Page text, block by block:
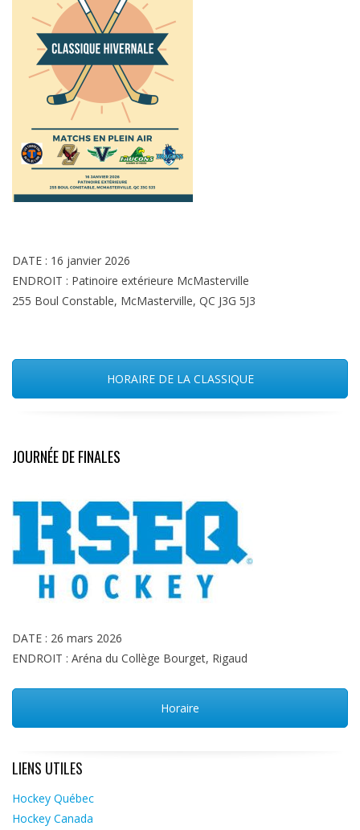
DATE : 16 janvier 2026
ENDROIT : Patinoire extérieure McMasterville
255 Boul Constable, McMasterville, QC J3G 5J3
HORAIRE DE LA CLASSIQUE
JOURNÉE DE FINALES
DATE : 26 mars 2026
ENDROIT : Aréna du Collège Bourget, Rigaud
Horaire
LIENS UTILES
Hockey Québec
Hockey Canada